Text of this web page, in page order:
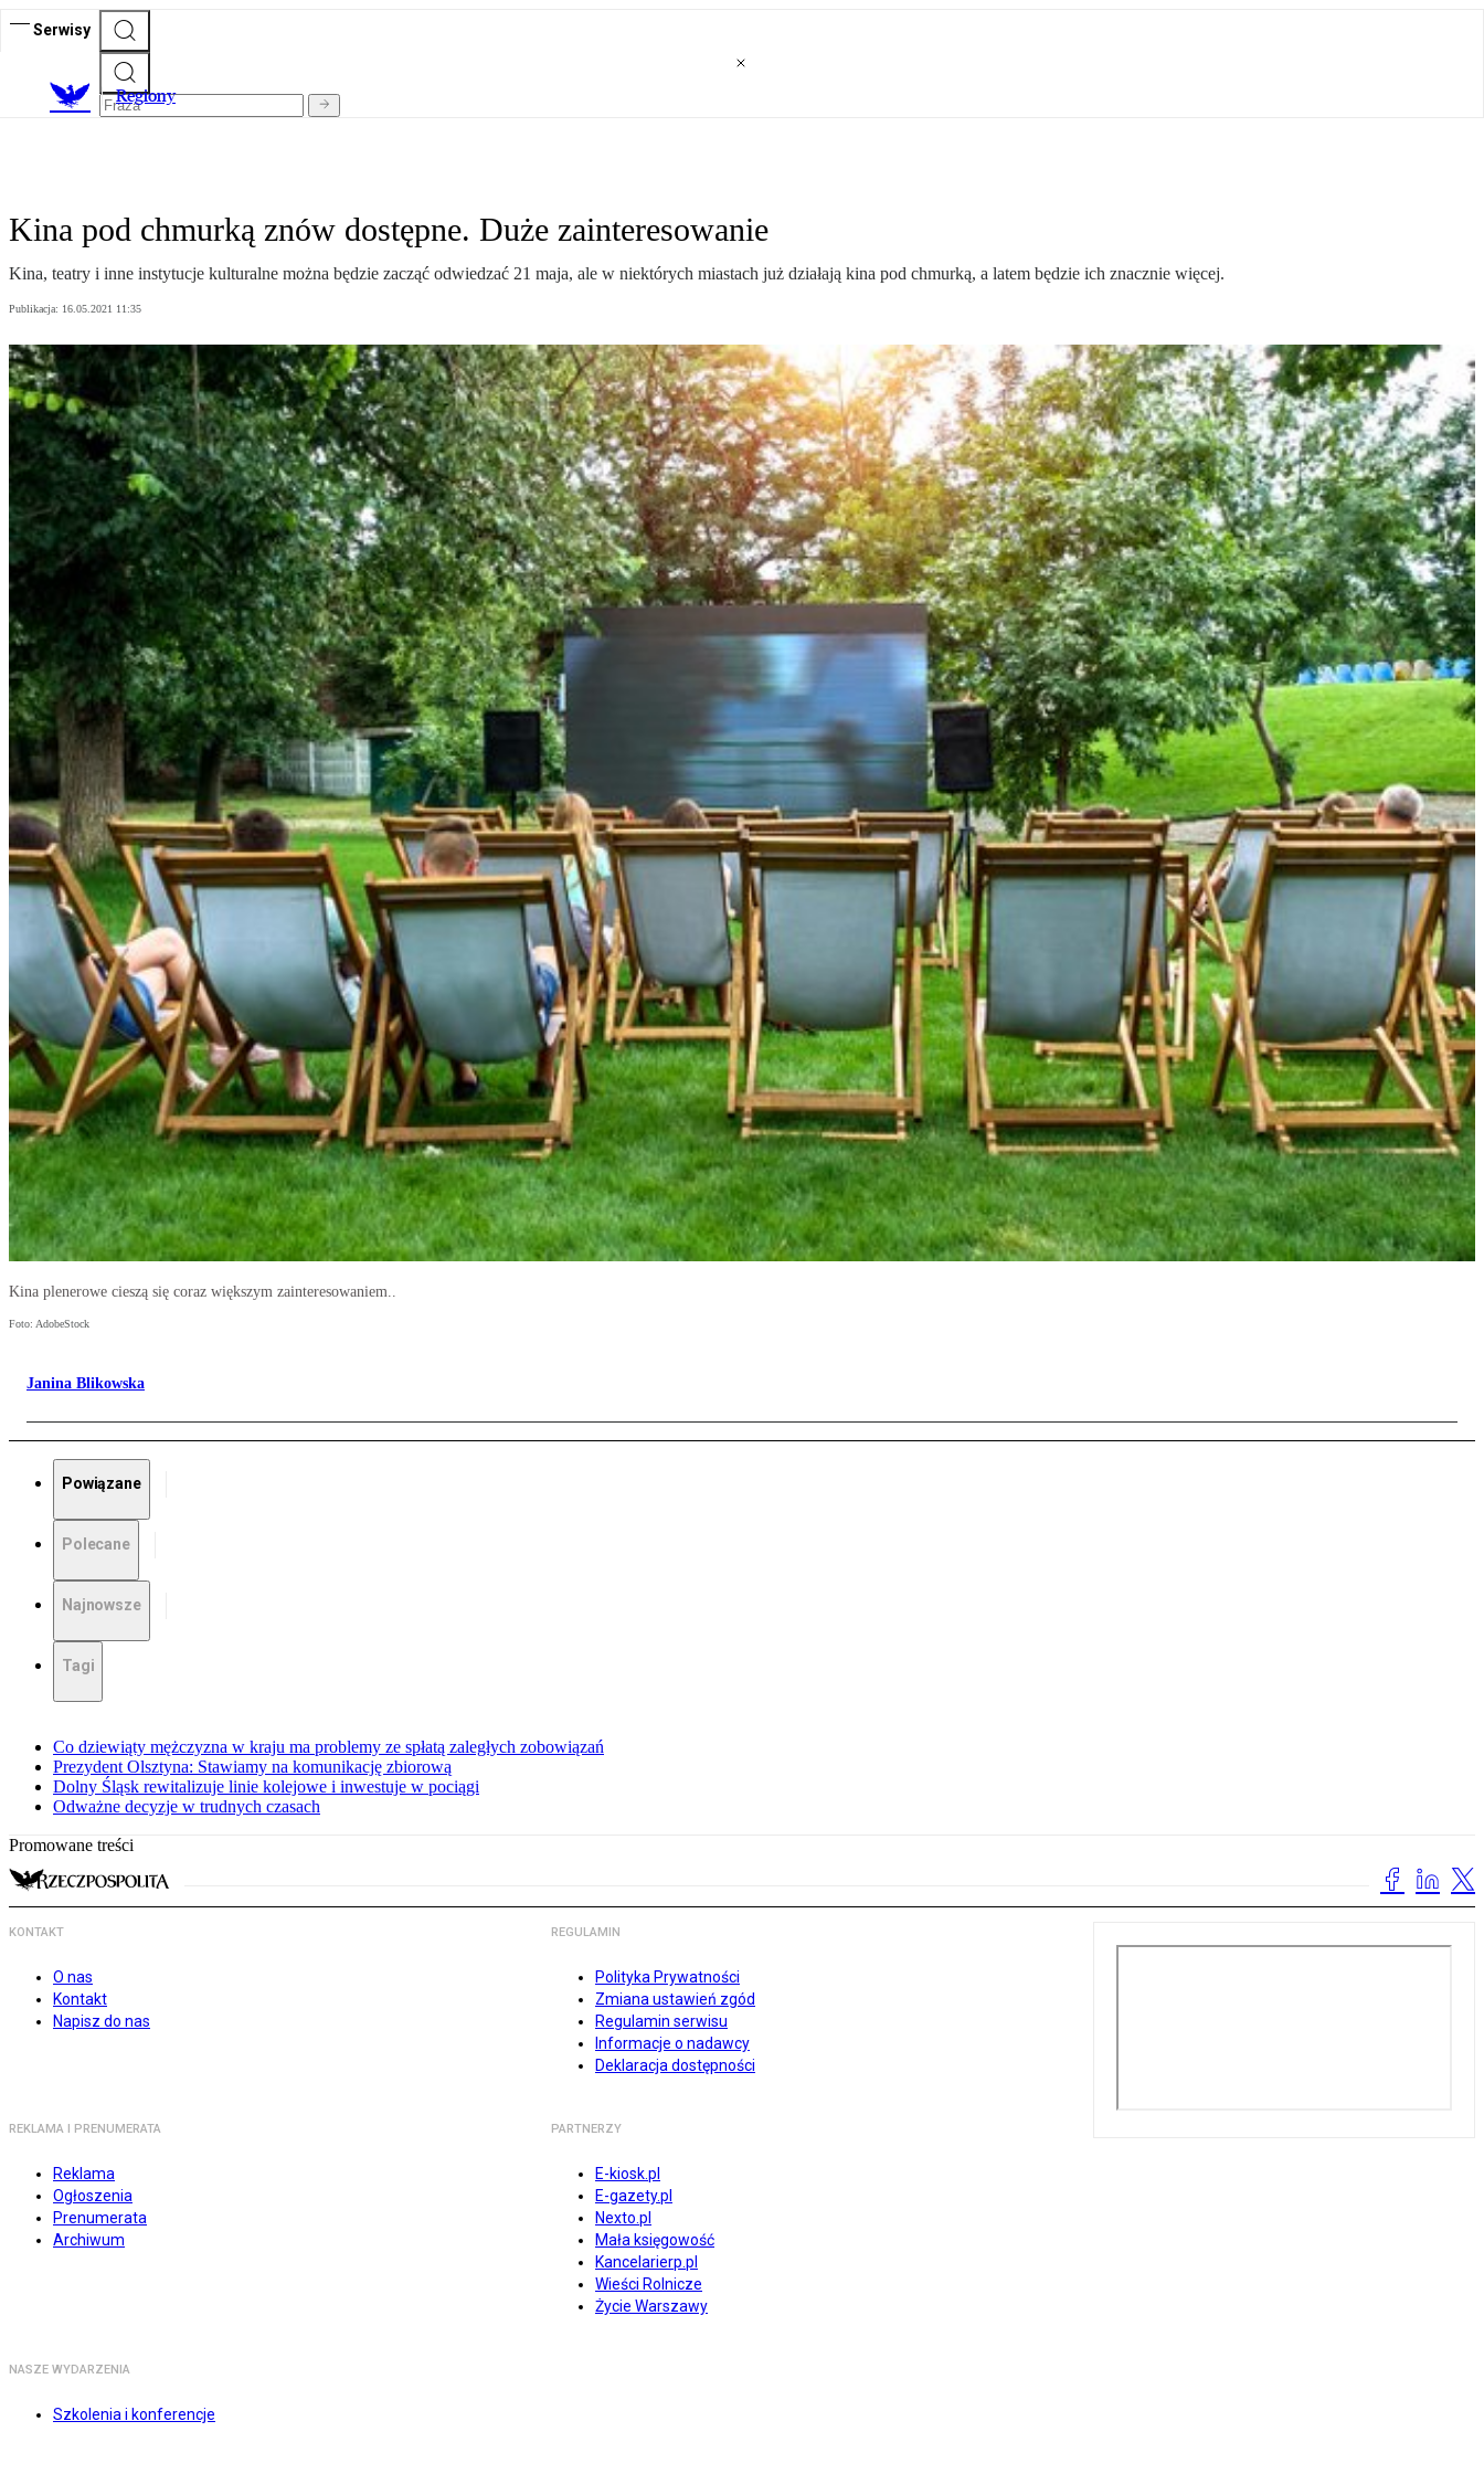
Serwisy
Regiony
Kina pod chmurką znów dostępne. Duże zainteresowanie
Kina, teatry i inne instytucje kulturalne można będzie zacząć odwiedzać 21 maja, ale w niektórych miastach już działają kina pod chmurką, a latem będzie ich znacznie więcej.
Publikacja: 16.05.2021 11:35
Kina plenerowe cieszą się coraz większym zainteresowaniem..
Foto: AdobeStock
Janina Blikowska
Powiązane
Polecane
Najnowsze
Tagi
Co dziewiąty mężczyzna w kraju ma problemy ze spłatą zaległych zobowiązań
Prezydent Olsztyna: Stawiamy na komunikację zbiorową
Dolny Śląsk rewitalizuje linie kolejowe i inwestuje w pociągi
Odważne decyzje w trudnych czasach
Promowane treści
KONTAKT
O nas
Kontakt
Napisz do nas
REGULAMIN
Polityka Prywatności
Zmiana ustawień zgód
Regulamin serwisu
Informacje o nadawcy
Deklaracja dostępności
REKLAMA I PRENUMERATA
Reklama
Ogłoszenia
Prenumerata
Archiwum
PARTNERZY
E-kiosk.pl
E-gazety.pl
Nexto.pl
Mała księgowość
Kancelarierp.pl
Wieści Rolnicze
Życie Warszawy
NASZE WYDARZENIA
Szkolenia i konferencje